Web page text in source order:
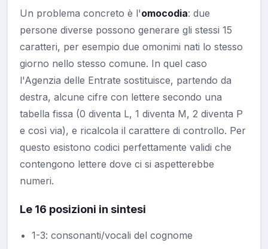
Un problema concreto è l'omocodia: due
persone diverse possono generare gli stessi 15
caratteri, per esempio due omonimi nati lo stesso
giorno nello stesso comune. In quel caso
l'Agenzia delle Entrate sostituisce, partendo da
destra, alcune cifre con lettere secondo una
tabella fissa (0 diventa L, 1 diventa M, 2 diventa P
e così via), e ricalcola il carattere di controllo. Per
questo esistono codici perfettamente validi che
contengono lettere dove ci si aspetterebbe
numeri.
Le 16 posizioni in sintesi
1-3: consonanti/vocali del cognome